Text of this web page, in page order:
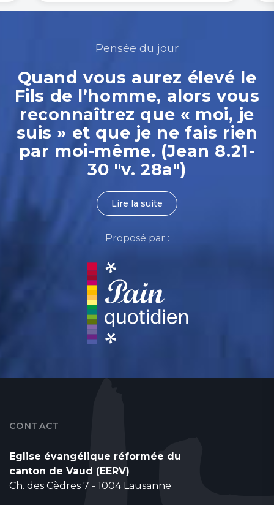
Pensée du jour
Quand vous aurez élevé le
Fils de l’homme, alors vous
reconnaîtrez que « moi, je
suis » et que je ne fais rien
par moi-même. (Jean 8.21-
30 "v. 28a")
Lire la suite
Proposé par :
CONTACT
Eglise évangélique réformée du
canton de Vaud (EERV)
Ch. des Cèdres 7 - 1004 Lausanne